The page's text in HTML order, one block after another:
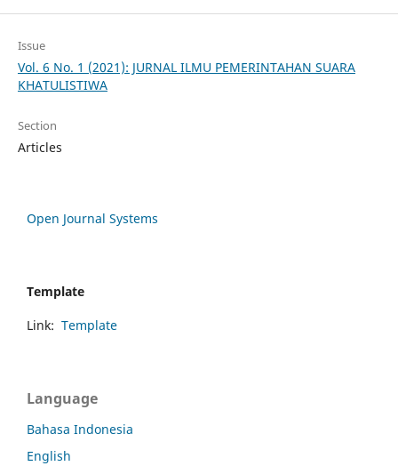
Issue
Vol. 6 No. 1 (2021): JURNAL ILMU PEMERINTAHAN SUARA
KHATULISTIWA
Section
Articles
Open Journal Systems
Template
Link: Template
Language
Bahasa Indonesia
English